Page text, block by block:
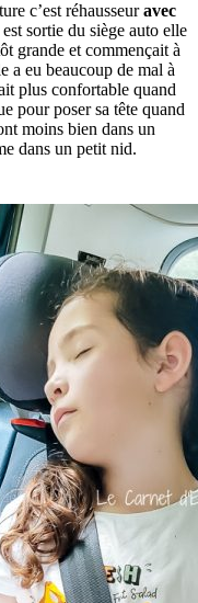
c’est réhausseuravec
sortie du siège auto elle
grande et commençait à
a eu beaucoup de mal à
plus confortable quand
pour poser sa tête quand
moins bien dans un
dans un petit nid.